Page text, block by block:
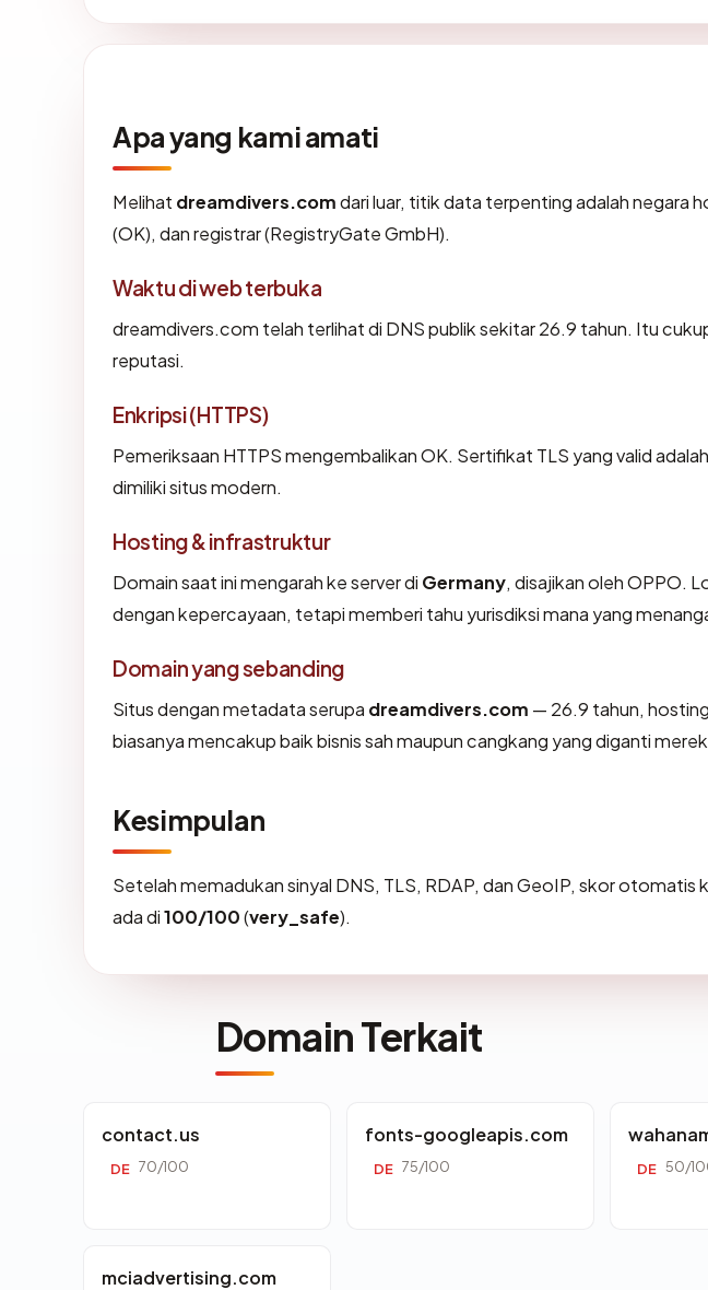
Apa yang kami amati
Melihat dreamdivers.comdari luar, titik data terpenting adalah negara
(OK), dan registrar (RegistryGate GmbH).
Waktu di web terbuka
dreamdivers.com telah terlihat di DNS publik sekitar 26.9 tahun. Itu
reputasi.
Enkripsi (HTTPS)
Pemeriksaan HTTPS mengembalikan OK. Sertifikat TLS yang valid
dimiliki situs modern.
Hosting & infrastruktur
Domain saat ini mengarah ke server di Germany, disajikan oleh OPPO.
dengan kepercayaan, tetapi memberi tahu yurisdiksi mana yang
Domain yang sebanding
Situs dengan metadata serupa dreamdivers.com — 26.9 tahun,
biasanya mencakup baik bisnis sah maupun cangkang yang diganti
Kesimpulan
Setelah memadukan sinyal DNS, TLS, RDAP, dan GeoIP, skor otomatis
ada di100/100(very_safe).
Domain Terkait
contact.us
DE 70/100
fonts-googleapis.com
DE 75/100 DE 50/
mciadvertising.com